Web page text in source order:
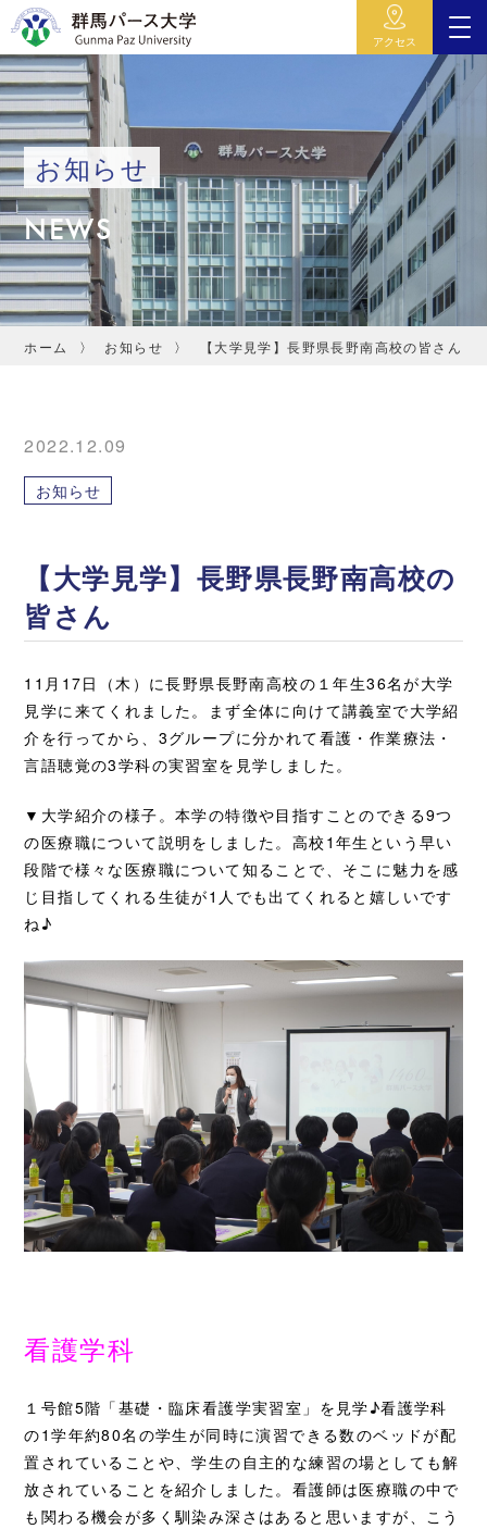
アクセス
お知らせ
NEWS
ホーム お知らせ 【大学見学】長野県長野南高校の皆さん
2022.12.09
お知らせ
【大学見学】長野県長野南高校の
皆さん
11月17日（木）に長野県長野南高校の１年生36名が大学
見学に来てくれました。まず全体に向けて講義室で大学紹
介を行ってから、3グループに分かれて看護・作業療法・
言語聴覚の3学科の実習室を見学しました。
▼大学紹介の様子。本学の特徴や目指すことのできる9つ
の医療職について説明をしました。高校1年生という早い
段階で様々な医療職について知ることで、そこに魅力を感
じ目指してくれる生徒が1人でも出てくれると嬉しいです
ね♪
看護学科
１号館5階「基礎・臨床看護学実習室」を見学♪看護学科
の1学年約80名の学生が同時に演習できる数のベッドが配
置されていることや、学生の自主的な練習の場としても解
放されていることを紹介しました。看護師は医療職の中で
も関わる機会が多く馴染み深さはあると思いますが、こう